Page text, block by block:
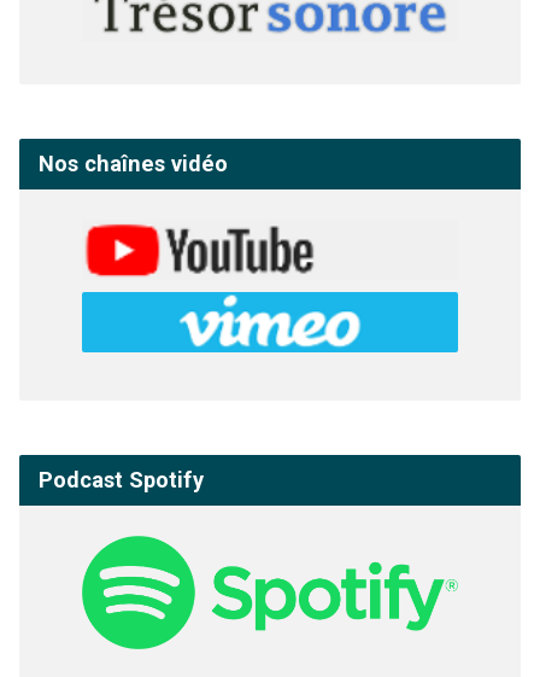
Nos chaînes vidéo
Podcast Spotify